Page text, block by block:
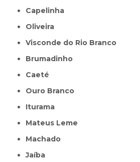
Capelinha
Oliveira
Visconde do Rio Branco
Brumadinho
Caeté
Ouro Branco
Iturama
Mateus Leme
Machado
Jaíba